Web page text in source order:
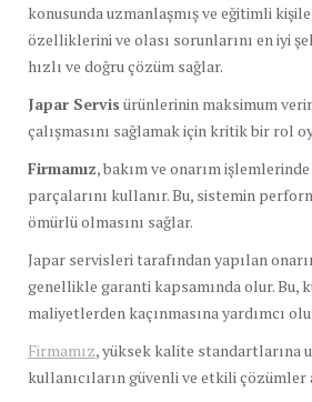
konusunda uzmanlaşmış ve eğitimli
özelliklerini ve olası sorunlarını en iyi
hızlı ve doğru çözüm sağlar.
Japar Servis ürünlerinin maksimum
çalışmasını sağlamak için kritik bir rol
Firmamız, bakım ve onarım
parçalarını kullanır. Bu, sistemin
ömürlü olmasını sağlar.
Japar servisleri tarafından yapılan
genellikle garanti kapsamında olur. Bu,
maliyetlerden kaçınmasına yardımcı
Firmamız, yüksek kalite standartlarına
kullanıcıların güvenli ve etkili çözümler